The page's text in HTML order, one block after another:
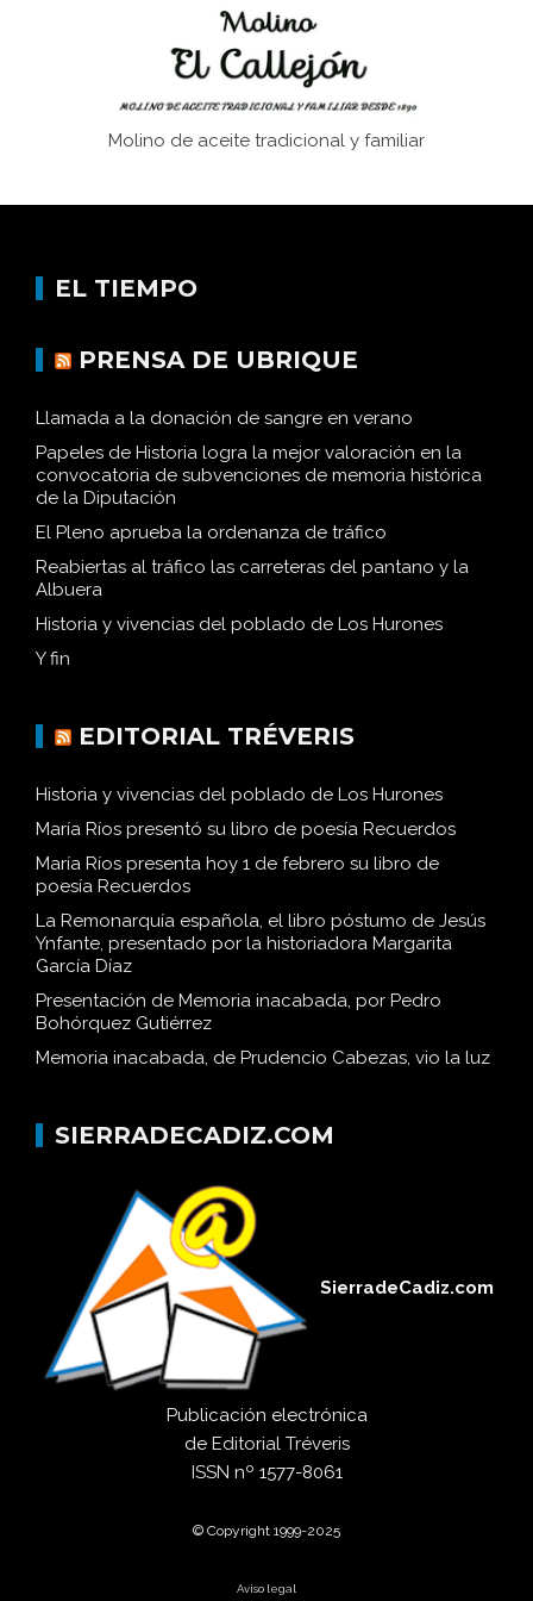
Molino de aceite tradicional y familiar
EL TIEMPO
PRENSA DE UBRIQUE
Llamada a la donación de sangre en verano
Papeles de Historia logra la mejor valoración en la
convocatoria de subvenciones de memoria histórica
de la Diputación
El Pleno aprueba la ordenanza de tráfico
Reabiertas al tráfico las carreteras del pantano y la
Albuera
Historia y vivencias del poblado de Los Hurones
Y fin
EDITORIAL TRÉVERIS
Historia y vivencias del poblado de Los Hurones
María Ríos presentó su libro de poesía Recuerdos
María Ríos presenta hoy 1 de febrero su libro de
poesía Recuerdos
La Remonarquía española, el libro póstumo de Jesús
Ynfante, presentado por la historiadora Margarita
García Díaz
Presentación de Memoria inacabada, por Pedro
Bohórquez Gutiérrez
Memoria inacabada, de Prudencio Cabezas, vio la luz
SIERRADECADIZ.COM
SierradeCadiz.com
Publicación electrónica
de Editorial Tréveris
ISSN nº 1577-8061
© Copyright 1999-2025
Aviso legal